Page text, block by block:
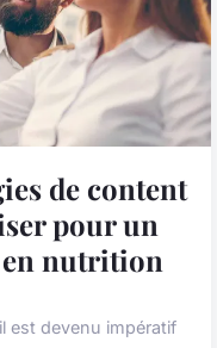
de content
pour un
en nutrition
est devenu impératif